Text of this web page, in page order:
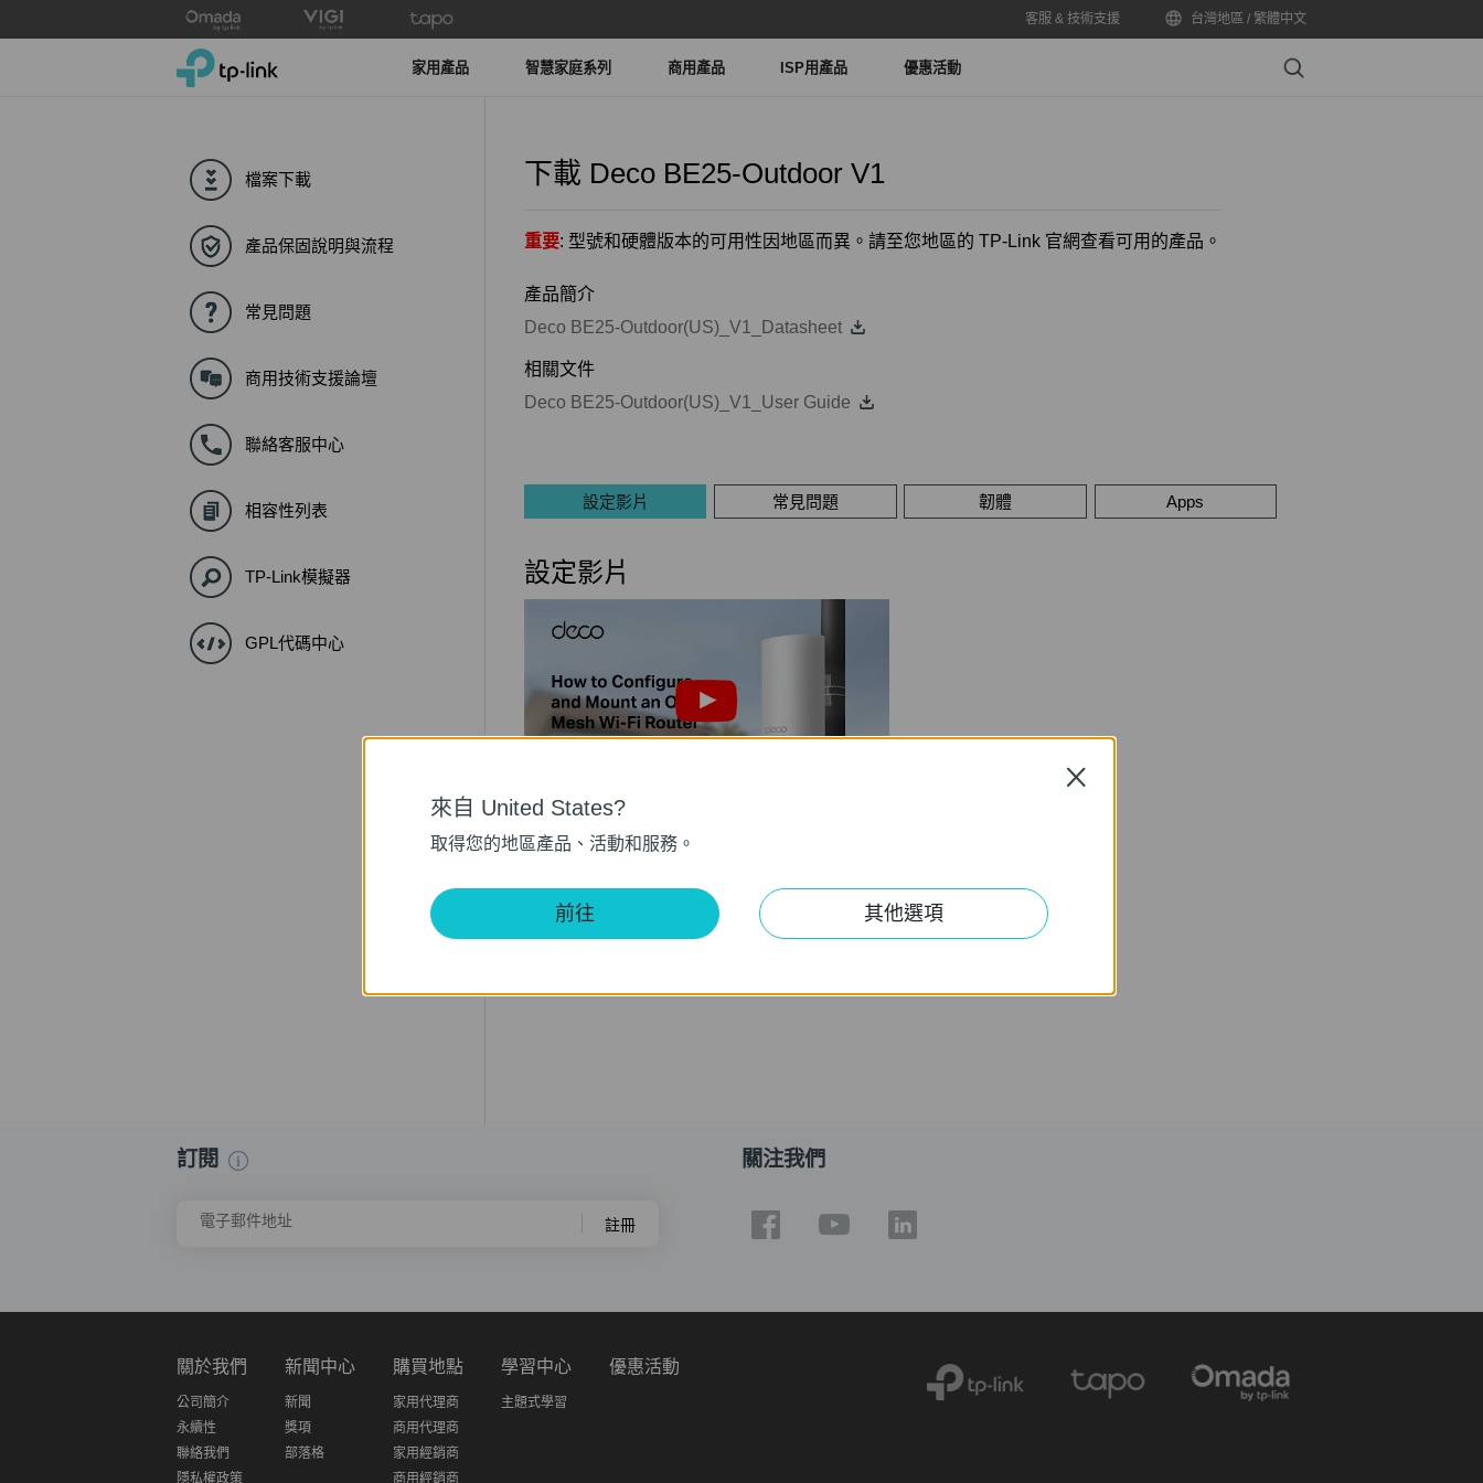
to
客服 & 技術支援 台灣地區 / 繁體中文
TP-Link, Reliably Smart 家用產品 智慧家庭系列 商用產品 ISP用產品 優惠活動 Search
檔案下載
產品保固說明與流程
常見問題
商用技術支援論壇
聯絡客服中心
相容性列表
TP-Link模擬器
GPL代碼中心
下載 Deco BE25-Outdoor V1
重要: 型號和硬體版本的可用性因地區而異。請至您地區的 TP-Link 官網查看可用的產品。
產品簡介
Deco BE25-Outdoor(US)_V1_Datasheet
相關文件
Deco BE25-Outdoor(US)_V1_User Guide
設定影片 常見問題 韌體 Apps
設定影片
Outdoor Mesh Wi-Fi Router | Deco
This video guides you step-by-step to set up an outdoor Mesh Wi-Fi router using Deco BE25-Outdoor as an example. Images may differ from actual products.
訂閱
電子郵件地址 註冊
關注我們
關於我們
公司簡介
永續性
聯絡我們
隱私權政策
新聞中心
新聞
獎項
部落格
購買地點
家用代理商
商用代理商
家用經銷商
商用經銷商
學習中心
主題式學習
優惠活動
來自 United States?
取得您的地區產品、活動和服務。
前往 其他選項
Close